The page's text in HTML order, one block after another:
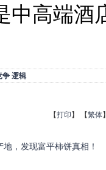
中高端酒
争 逻辑
【打印 】 【繁体
，发现富平柿饼真相！